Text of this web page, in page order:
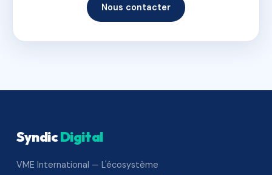
Nous contacter
SyndicDigital
VME International — L'écosystème